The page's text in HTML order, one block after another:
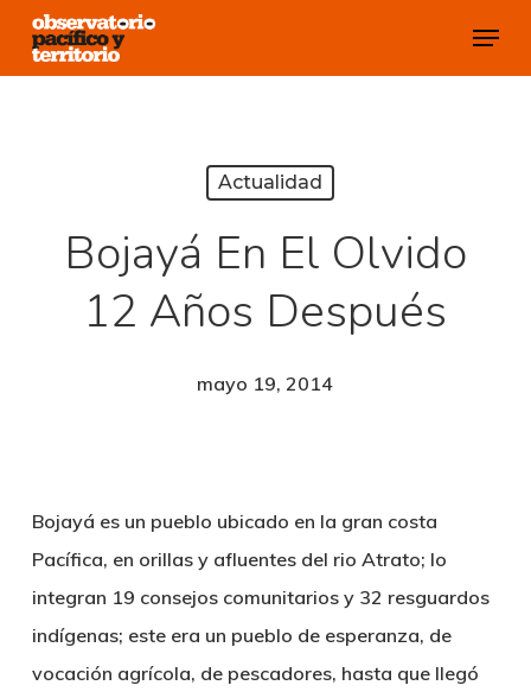
Skip
Menu
Actualidad
Bojayá En El Olvido
12 Años Después
mayo 19, 2014
Bojayá es un pueblo ubicado en la gran costa
Pacífica, en orillas y afluentes del rio Atrato; lo
integran 19 consejos comunitarios y 32 resguardos
indígenas; este era un pueblo de esperanza, de
vocación agrícola, de pescadores, hasta que llegó
Close